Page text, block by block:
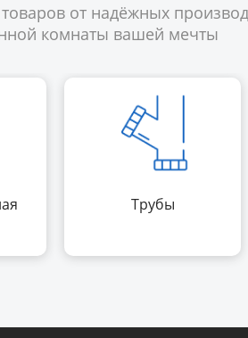
от надёжных
комнаты вашей мечты
Трубы